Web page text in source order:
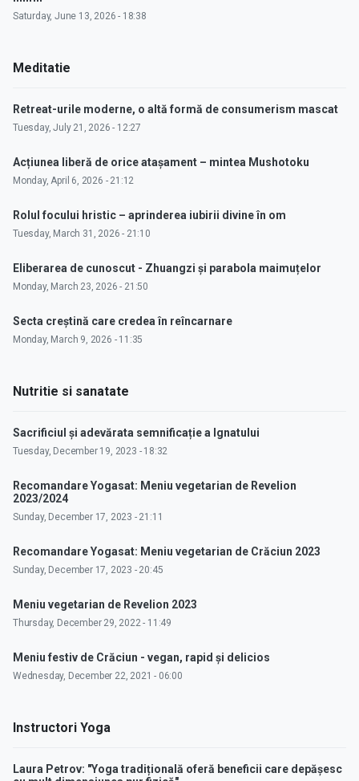
Saturday, June 13, 2026 - 18:38
Meditatie
Retreat-urile moderne, o altă formă de consumerism mascat
Tuesday, July 21, 2026 - 12:27
Acțiunea liberă de orice atașament – mintea Mushotoku
Monday, April 6, 2026 - 21:12
Rolul focului hristic – aprinderea iubirii divine în om
Tuesday, March 31, 2026 - 21:10
Eliberarea de cunoscut - Zhuangzi și parabola maimuțelor
Monday, March 23, 2026 - 21:50
Secta creștină care credea în reîncarnare
Monday, March 9, 2026 - 11:35
Nutritie si sanatate
Sacrificiul și adevărata semnificație a Ignatului
Tuesday, December 19, 2023 - 18:32
Recomandare Yogasat: Meniu vegetarian de Revelion
2023/2024
Sunday, December 17, 2023 - 21:11
Recomandare Yogasat: Meniu vegetarian de Crăciun 2023
Sunday, December 17, 2023 - 20:45
Meniu vegetarian de Revelion 2023
Thursday, December 29, 2022 - 11:49
Meniu festiv de Crăciun - vegan, rapid și delicios
Wednesday, December 22, 2021 - 06:00
Instructori Yoga
Laura Petrov: "Yoga tradițională oferă beneficii care depășesc